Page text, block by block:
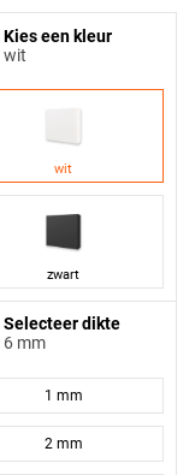
Kies een kleur
wit
wit
zwart
Selecteer dikte
6 mm
1 mm
2 mm